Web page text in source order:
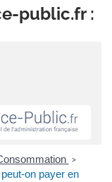
public.fr :
>
on payer en